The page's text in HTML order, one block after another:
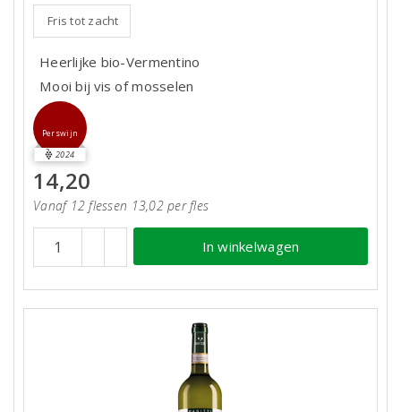
Fris tot zacht
Heerlijke bio-Vermentino
Mooi bij vis of mosselen
Perswijn
2024
14,20
Vanaf 12 flessen 13,02 per fles
In winkelwagen